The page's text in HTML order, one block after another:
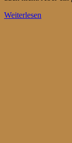
Weiterlesen